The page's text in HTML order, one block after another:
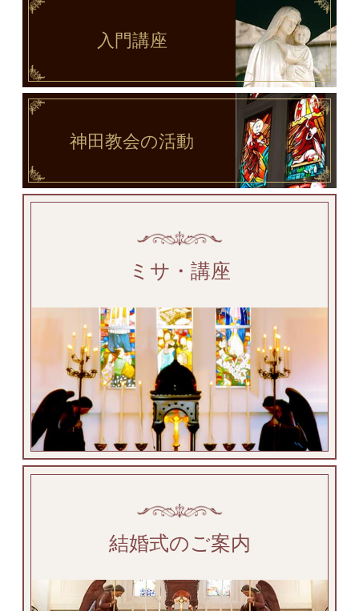
入門講座
神田教会の活動
ミサ・講座
結婚式のご案内